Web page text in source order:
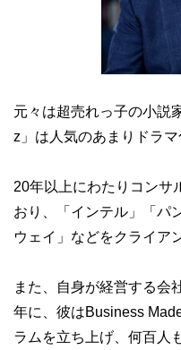
元々は超売れっ子の小説
z」は人気のあまりドラマ
20年以上にわたりコンサ
おり、「インテル」「パ
ウェイ」などをクライア
また、自身が経営する会
年に、彼はBusiness
ラムを立ち上げ、何百人